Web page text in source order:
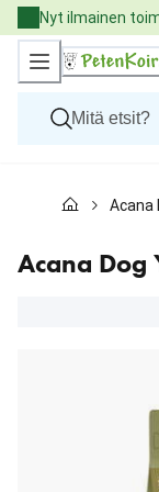
Skip
to
Content
Nyt ilmainen
Kissat
Tuotemerkit
Acana
Acana Dog